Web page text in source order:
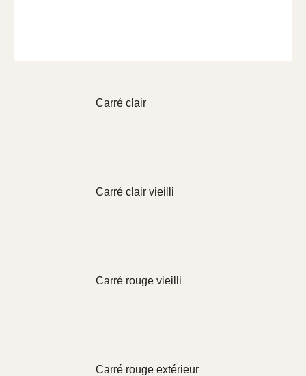
Carré clair
Carré clair vieilli
Carré rouge vieilli
Carré rouge extérieur